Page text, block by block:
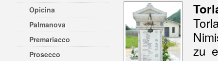
Opicina
Palmanova
Premariacco
Prosecco
zu